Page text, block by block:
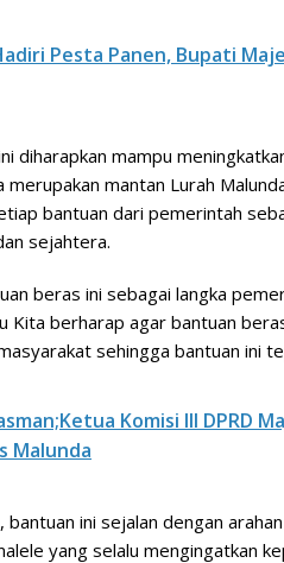
Pesta Panen, Bupati
diharapkan mampu
merupakan mantan Lurah
bantuan dari pemerintah
sejahtera.
beras ini sebagai langka
Kita berharap agar bantuan
sehingga bantuan ini
Komisi III DPRD
Malunda
bantuan ini sejalan dengan
yang selalu mengingatkan